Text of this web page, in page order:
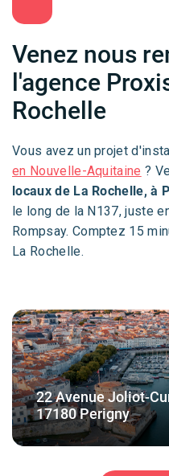
Venez nous
l'agence
Rochelle
Vous avez un projet
en Nouvelle-Aquitaine ?
locaux de La Rochelle, à
le long de la N137, juste
Rompsay. Comptez 15
La Rochelle.
22 Avenue Joliot-
17180 Perigny